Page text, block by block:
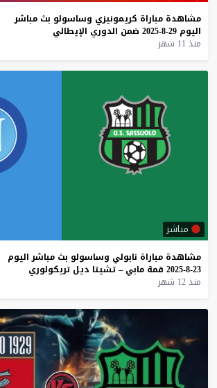
مشاهدة مباراة كريمونيزي وساسولو بث مباشر
اليوم 29-8-2025 ضمن الدوري الإيطالي
منذ 11 شهر
مباشر
مشاهدة مباراة نابولي وساسولو بث مباشر اليوم
23-8-2025
قمة مابي – تشيتا ديل تريكولوري
منذ 12 شهر